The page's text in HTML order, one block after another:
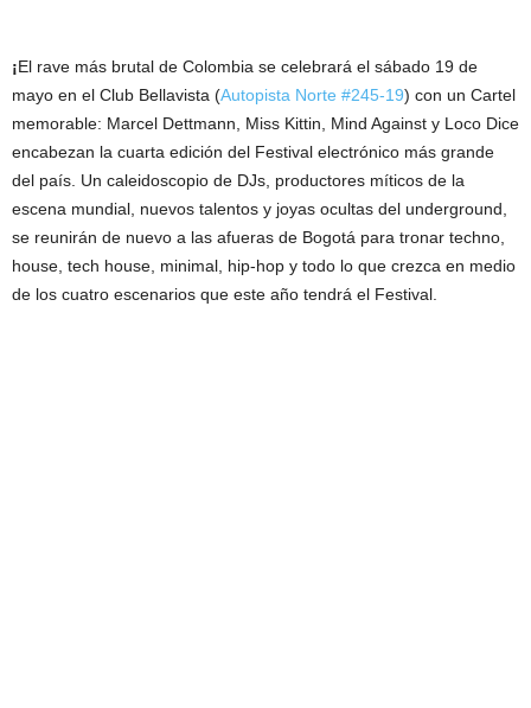
¡El rave más brutal de Colombia se celebrará el sábado 19 de
mayo en el Club Bellavista (Autopista Norte #245-19) con un Cartel
memorable: Marcel Dettmann, Miss Kittin, Mind Against y Loco Dice
encabezan la cuarta edición del Festival electrónico más grande
del país. Un caleidoscopio de DJs, productores míticos de la
escena mundial, nuevos talentos y joyas ocultas del underground,
se reunirán de nuevo a las afueras de Bogotá para tronar techno,
house, tech house, minimal, hip-hop y todo lo que crezca en medio
de los cuatro escenarios que este año tendrá el Festival.